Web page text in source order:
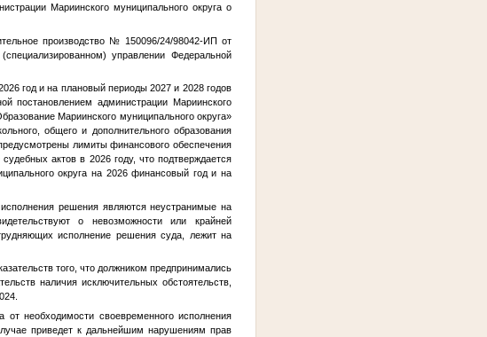
Мариинского муниципального округа о
производство № 150096/24/98042-ИП от
управлении Федеральной
год и на плановый периоды 2027 и 2028 годов
постановлением администрации Мариинского
Мариинского муниципального округа»
общего и дополнительного образования
лимиты финансового обеспечения
актов в 2026 году, что подтверждается
округа на 2026 финансовый год и на
решения являются неустранимые на
о невозможности или крайней
исполнение решения суда, лежит на
того, что должником предпринимались
наличия исключительных обстоятельств,
необходимости своевременного исполнения
приведет к дальнейшим нарушениям прав